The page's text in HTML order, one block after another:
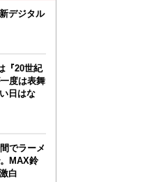
デジタル
『20世紀
度は表舞
日はな
でラーメ
MAX鈴
白